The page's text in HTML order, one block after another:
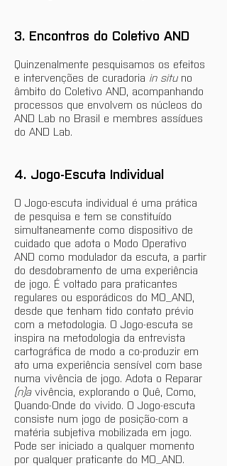
3. Encontros do Coletivo AND
Quinzenalmente pesquisamos os efeitos
e intervenções de curadoria in situ no
âmbito do Coletivo AND, acompanhando
processos que envolvem os núcleos do
AND Lab no Brasil e membres assídues
do AND Lab.
4. Jogo-Escuta Individual
O Jogo-escuta individual é uma prática
de pesquisa e tem se constituído
simultaneamente como dispositivo de
cuidado que adota o Modo Operativo
AND como modulador da escuta, a partir
do desdobramento de uma experiência
de jogo. É voltado para praticantes
regulares ou esporádicos do MO_AND,
desde que tenham tido contato prévio
com a metodologia. O Jogo-escuta se
inspira na metodologia da entrevista
cartográfica de modo a co-produzir em
ato uma experiência sensível com base
numa vivência de jogo. Adota o Reparar
(n)a vivência, explorando o Quê, Como,
Quando-Onde do vivido. O Jogo-escuta
consiste num jogo de posição-com a
matéria subjetiva mobilizada em jogo.
Pode ser iniciado a qualquer momento
por qualquer praticante do MO_AND.